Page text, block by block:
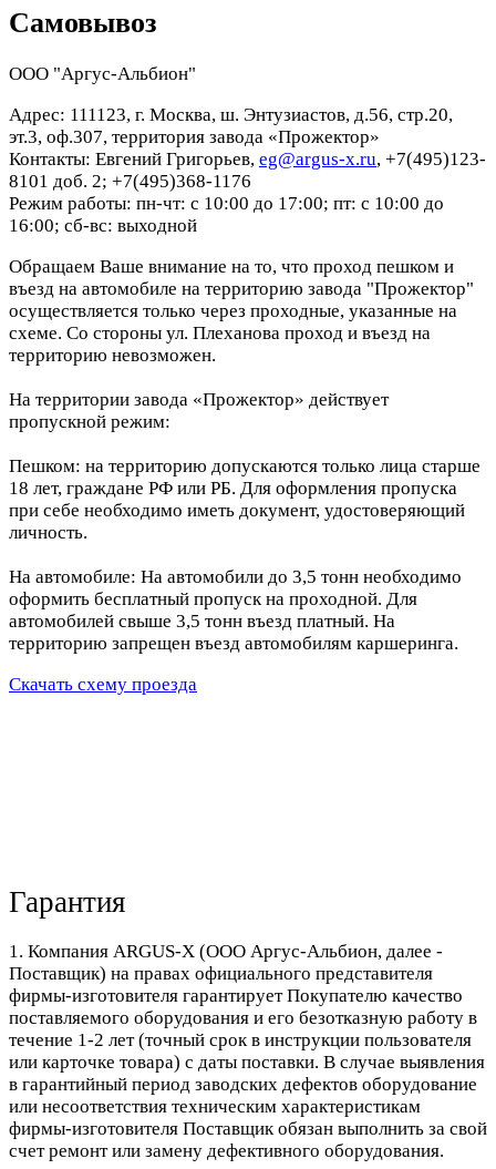
Самовывоз
ООО "Аргус-Альбион"
Адрес: 111123, г. Москва, ш. Энтузиастов, д.56, стр.20,
эт.3, оф.307, территория завода «Прожектор»
Контакты: Евгений Григорьев, eg@argus-x.ru, +7(495)123-
8101 доб. 2; +7(495)368-1176
Режим работы: пн-чт: с 10:00 до 17:00; пт: с 10:00 до
16:00; сб-вс: выходной
Обращаем Ваше внимание на то, что проход пешком и
въезд на автомобиле на территорию завода "Прожектор"
осуществляется только через проходные, указанные на
схеме. Со стороны ул. Плеханова проход и въезд на
территорию невозможен.
На территории завода «Прожектор» действует
пропускной режим:
Пешком: на территорию допускаются только лица старше
18 лет, граждане РФ или РБ. Для оформления пропуска
при себе необходимо иметь документ, удостоверяющий
личность.
На автомобиле: На автомобили до 3,5 тонн необходимо
оформить бесплатный пропуск на проходной. Для
автомобилей свыше 3,5 тонн въезд платный. На
территорию запрещен въезд автомобилям каршеринга.
Скачать схему проезда
Гарантия
1. Компания ARGUS-X (ООО Аргус-Альбион, далее -
Поставщик) на правах официального представителя
фирмы-изготовителя гарантирует Покупателю качество
поставляемого оборудования и его безотказную работу в
течение 1-2 лет (точный срок в инструкции пользователя
или карточке товара) с даты поставки. В случае выявления
в гарантийный период заводских дефектов оборудование
или несоответствия техническим характеристикам
фирмы-изготовителя Поставщик обязан выполнить за свой
счет ремонт или замену дефективного оборудования.